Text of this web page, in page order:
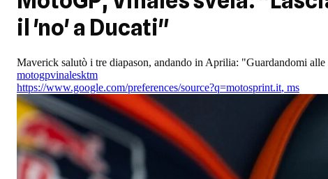
il 'no' a Ducati"
Maverick salutò i tre diapason, andando in Aprilia: "Guardandomi
motogpvinalesktm
https://www.google.com/preferences/source?q=motosprint.it, ms